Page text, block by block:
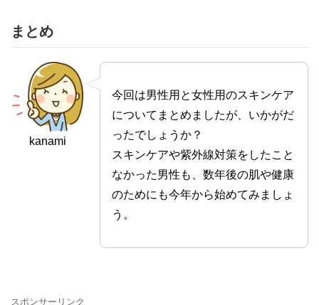
まとめ
kanami
今回は男性用と女性用のスキンケア
についてまとめましたが、いかがだ
ったでしょうか？
スキンケアや紫外線対策をしたこと
なかった男性も、数年後の肌や健康
のためにも今年から始めてみましょ
う。
スポンサーリンク